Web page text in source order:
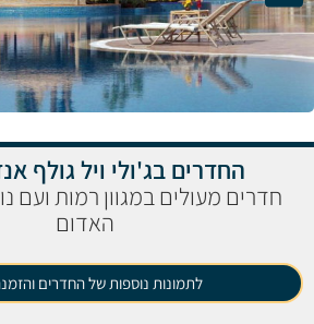
החדרים בג'ולי ויל גולף
חדרים מעולים במגוון רמות ועם
האדום
לתמונות נוספות של החדרים